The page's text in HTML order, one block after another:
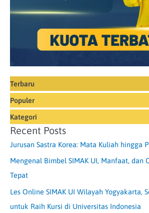
Terbaru
Populer
Kategori
Recent Posts
Jurusan Sastra Korea: Mata Kuliah hingga
Mengenal Bimbel SIMAK UI, Manfaat, dan
Tepat
Les Online SIMAK UI Wilayah Yogyakarta,
untuk Raih Kursi di Universitas Indonesia